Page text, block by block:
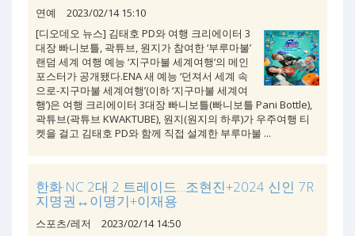
연예
2023/02/14 15:10
[디오데오 뉴스] 김태호 PD와 여행 크리에이터 3
대장 빠니보틀, 곽튜브, 원지가 참여한 ‘부루마불’
랜덤 세계 여행 예능 ‘지구마불 세계여행’의 메인
포스터가 공개됐다.ENA 새 예능 ‘던져서 세계 속
으로-지구마불 세계여행’(이하 ‘지구마불 세계여
행’)은 여행 크리에이터 3대장 빠니보틀(빠니보틀 Pani Bottle),
곽튜브(곽튜브 KWAKTUBE), 원지(원지의 하루)가 우주여행 티
켓을 걸고 김태호 PD와 함께 직접 설계한 부루마불 ...
한화·NC 2대 2 트레이드…조현진+2024 신인 7R
지명권↔이명기+이재용
스포츠/레저
2023/02/14 14:50